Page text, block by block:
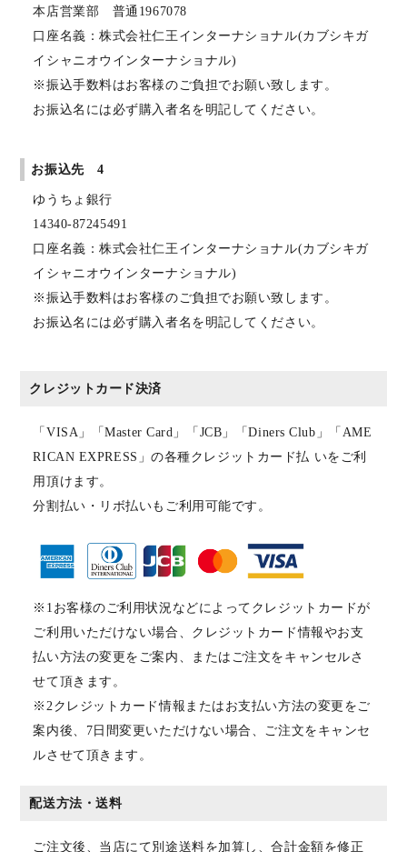
本店営業部 普通1967078
口座名義：株式会社仁王インターナショナル(カブシキガ
イシャニオウインターナショナル)
※振込手数料はお客様のご負担でお願い致します。
お振込名には必ず購入者名を明記してください。
お振込先 4
ゆうちょ銀行
14340-87245491
口座名義：株式会社仁王インターナショナル(カブシキガ
イシャニオウインターナショナル)
※振込手数料はお客様のご負担でお願い致します。
お振込名には必ず購入者名を明記してください。
クレジットカード決済
「VISA」「Master Card」「JCB」「Diners Club」「AME
RICAN EXPRESS」の各種クレジットカード払 いをご利
用頂けます。
分割払い・リボ払いもご利用可能です。
※1お客様のご利用状況などによってクレジットカードが
ご利用いただけない場合、クレジットカード情報やお支
払い方法の変更をご案内、またはご注文をキャンセルさ
せて頂きます。
※2クレジットカード情報またはお支払い方法の変更をご
案内後、7日間変更いただけない場合、ご注文をキャンセ
ルさせて頂きます。
配送方法・送料
ご注文後、当店にて別途送料を加算し、合計金額を修正